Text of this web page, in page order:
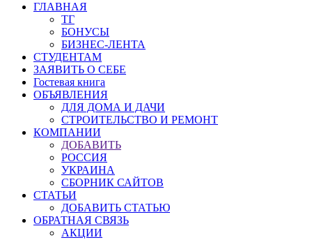
ГЛАВНАЯ
ТГ
БОНУСЫ
БИЗНЕС-ЛЕНТА
СТУДЕНТАМ
ЗАЯВИТЬ О СЕБЕ
Гостевая книга
ОБЪЯВЛЕНИЯ
ДЛЯ ДОМА И ДАЧИ
СТРОИТЕЛЬСТВО И РЕМОНТ
КОМПАНИИ
ДОБАВИТЬ
РОССИЯ
УКРАИНА
СБОРНИК САЙТОВ
СТАТЬИ
ДОБАВИТЬ СТАТЬЮ
ОБРАТНАЯ СВЯЗЬ
АКЦИИ